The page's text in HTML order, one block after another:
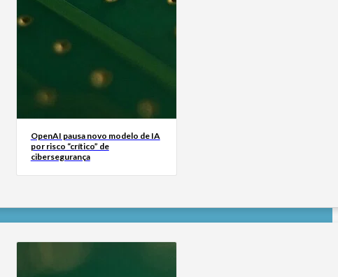
OpenAI pausa novo modelo de IA
por risco “crítico” de
cibersegurança